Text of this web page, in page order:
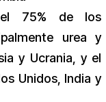
75% de los
urea y
y Ucrania, y el
Unidos, India y